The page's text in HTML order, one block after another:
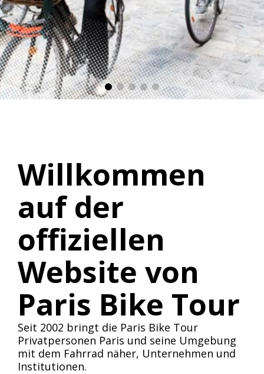
Willkommen
auf der
offiziellen
Website von
Paris Bike Tour
Seit 2002 bringt die Paris Bike Tour
Privatpersonen Paris und seine Umgebung
mit dem Fahrrad näher, Unternehmen und
Institutionen.